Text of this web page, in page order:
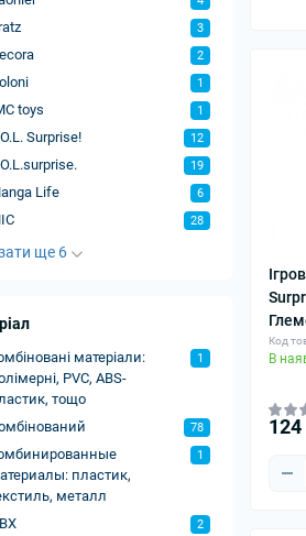
3
2
1
toys 1
Surprise! 12
19
Life 6
28
ще 6
матеріали:
PVC, ABS-
тощо
1
78
пластик,
металл
1
2
Код
В